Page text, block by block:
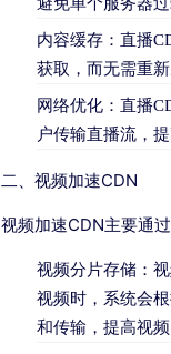
内容缓存：直播
获取，而无需重
网络优化：直播
户传输直播流，
二、视频加速CDN
视频加速CDN主要通
视频分片存储：
视频时，系统会
和传输，提高视